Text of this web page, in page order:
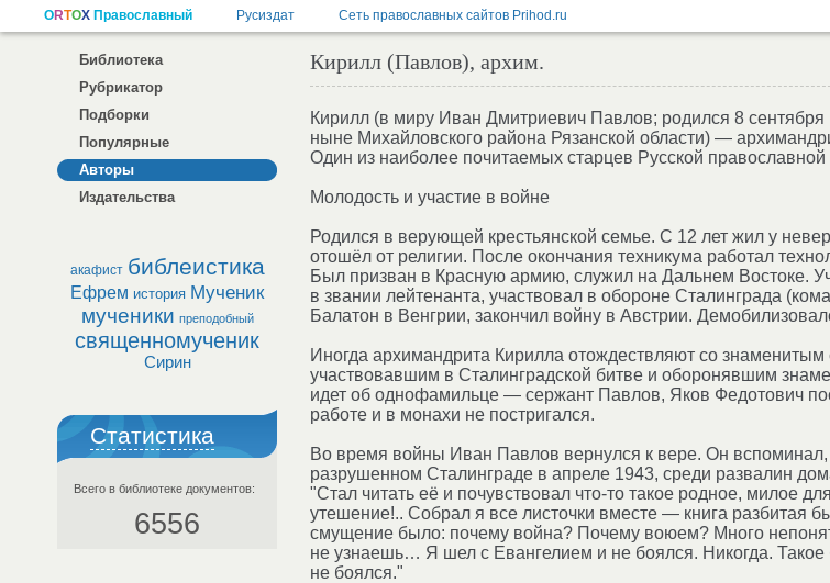
Библиотека
Рубрикатор
Подборки
Популярные
Авторы
Издательства
акафист библеистика
Ефрем история Мученик
мученики преподобный
священномученик
Сирин
Статистика
Всего в библиотеке документов:
6556
Кирилл (Павлов), архим.
Кирилл (в миру Иван Дмитриевич Павлов; родился 8
ныне Михайловского района Рязанской области) —
Один из наиболее почитаемых старцев Русской
Молодость и участие в войне
Родился в верующей крестьянской семье. С 12 лет жил у
отошёл от религии. После окончания техникума работал
Был призван в Красную армию, служил на Дальнем Востоке.
в звании лейтенанта, участвовал в обороне Сталинграда
Балатон в Венгрии, закончил войну в Австрии.
Иногда архимандрита Кирилла отождествляют со
участвовавшим в Сталинградской битве и оборонявшим
идет об однофамильце — сержант Павлов, Яков Федотович
работе и в монахи не постригался.
Во время войны Иван Павлов вернулся к вере. Он вспоминал,
разрушенном Сталинграде в апреле 1943, среди развалин
"Стал читать её и почувствовал что-то такое родное, милое
утешение!.. Собрал я все листочки вместе — книга разбитая
смущение было: почему война? Почему воюем? Много
не узнаешь… Я шел с Евангелием и не боялся. Никогда.
не боялся."